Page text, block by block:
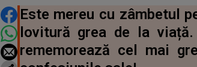
DISTRIBUIE ARTICOLUL
Este mereu cu zâmbetul
lovitură grea de la
rememorează cel mai